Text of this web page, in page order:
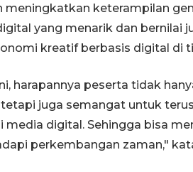
meningkatkan keterampilan
yang menarik dan bernilai
kreatif berbasis digital di
harapannya peserta tidak
juga semangat untuk
media digital. Sehingga bisa
perkembangan zaman,"